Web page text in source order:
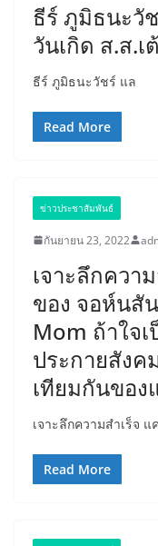
ธีร์ ภูมิธนะวั
วันเกิด ส.ส.
ธีร์ ภูมิธนะวัชร์ แล
Read More
ข่าวประชาสัมพันธ์
กันยายน 23, 2022
เจาะลึกควา
ของ จอห์นสั
Mom ถ้าใจ
ประกายสังค
เทียมกันขอ
เจาะลึกความสำเร็จ แ
Read More